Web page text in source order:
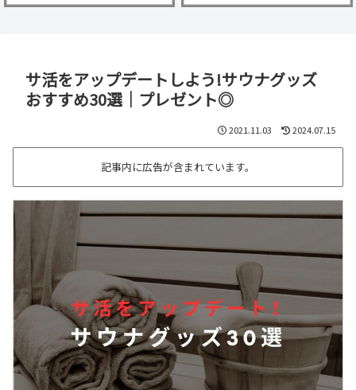
サ活をアップデートしよう!サウナグッズ
おすすめ30選｜プレゼント◎
2021.11.03 2024.07.15
記事内に広告が含まれています。